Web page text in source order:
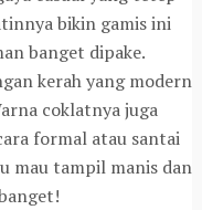
bikin gamis ini
banget dipake.
kerah yang modern
coklatnya juga
formal atau santai
mau tampil manis dan